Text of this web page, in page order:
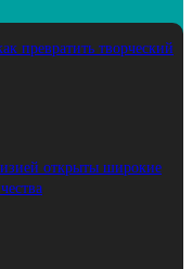
превратить творческий
открыты широкие